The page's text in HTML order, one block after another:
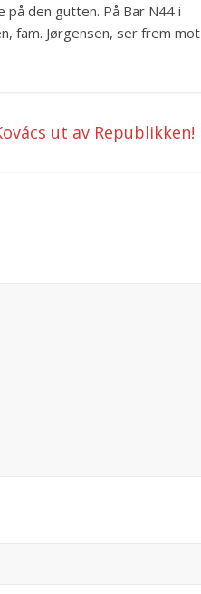
på den gutten. På Bar N44 i
fam. Jørgensen, ser frem mot
ut av Republikken!